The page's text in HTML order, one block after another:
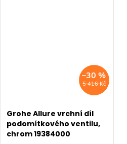
5 416 Kč
–30 %
Grohe Allure vrchní díl
podomítkového ventilu,
chrom 19384000